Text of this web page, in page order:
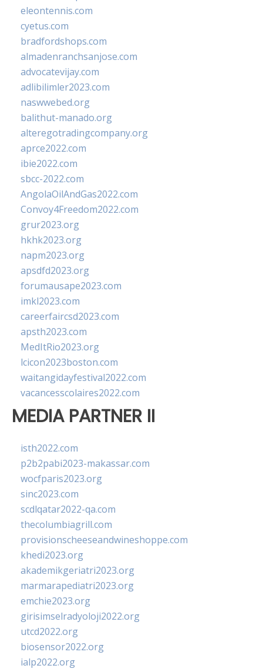
eleontennis.com
cyetus.com
bradfordshops.com
almadenranchsanjose.com
advocatevijay.com
adlibilimler2023.com
naswwebed.org
balithut-manado.org
alteregotradingcompany.org
aprce2022.com
ibie2022.com
sbcc-2022.com
AngolaOilAndGas2022.com
Convoy4Freedom2022.com
grur2023.org
hkhk2023.org
napm2023.org
apsdfd2023.org
forumausape2023.com
imkl2023.com
careerfaircsd2023.com
apsth2023.com
MedItRio2023.org
lcicon2023boston.com
waitangidayfestival2022.com
vacancesscolaires2022.com
MEDIA PARTNER II
isth2022.com
p2b2pabi2023-makassar.com
wocfparis2023.org
sinc2023.com
scdlqatar2022-qa.com
thecolumbiagrill.com
provisionscheeseandwineshoppe.com
khedi2023.org
akademikgeriatri2023.org
marmarapediatri2023.org
emchie2023.org
girisimselradyoloji2022.org
utcd2022.org
biosensor2022.org
ialp2022.org